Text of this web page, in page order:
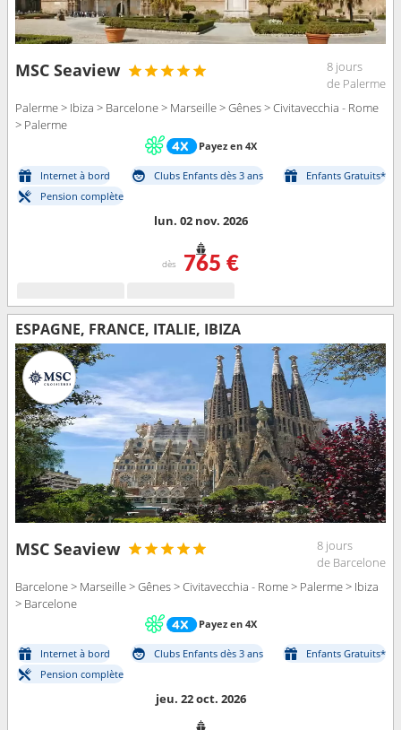
MSC Seaview
8 jours
de Palerme
Palerme > Ibiza > Barcelone > Marseille > Gênes > Civitavecchia - Rome
> Palerme
Payez en 4X
Internet à bord Clubs Enfants dès 3 ans
Enfants Gratuits*
Pension complète
lun. 02 nov. 2026
dès 765 €
ESPAGNE, FRANCE, ITALIE, IBIZA
MSC Seaview
8 jours
de Barcelone
Barcelone > Marseille > Gênes > Civitavecchia - Rome > Palerme > Ibiza
> Barcelone
Payez en 4X
Internet à bord Clubs Enfants dès 3 ans
Enfants Gratuits*
Pension complète
jeu. 22 oct. 2026